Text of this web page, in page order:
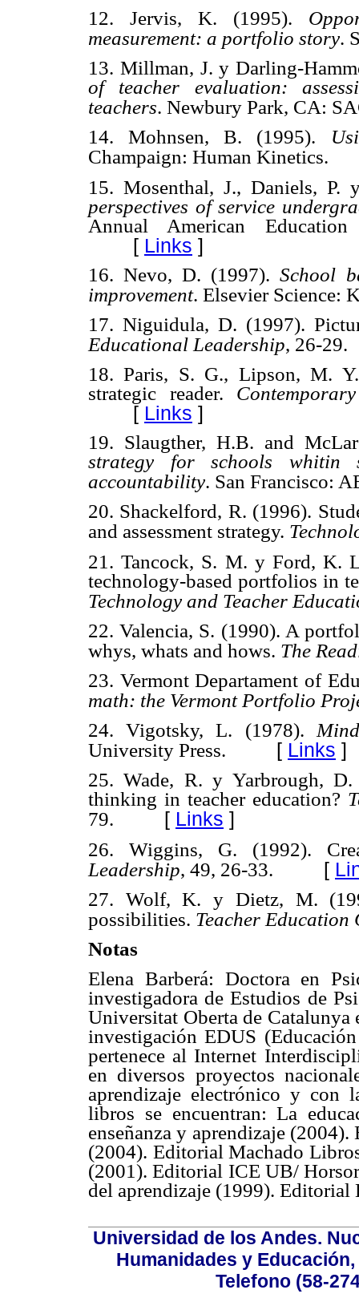
12. Jervis, K. (1995).
measurement: a portfolio story.
13. Millman, J. y Darling-
of teacher evaluation:
teachers. Newbury Park, CA:
14. Mohnsen, B. (1995).
Champaign: Human Kinetics.
15. Mosenthal, J., Daniels,
perspectives of service
Annual American
[ Links ]
16. Nevo, D. (1997).School
improvement. Elsevier Science:
17. Niguidula, D. (1997).
Educational Leadership, 26-29.
18. Paris, S. G., Lipson, M.
strategic reader.
[ Links ]
19. Slaugther, H.B. and
strategy for schools whitin
accountability. San Francisco:
20. Shackelford, R. (1996).
and assessment strategy.
21. Tancock, S. M. y Ford, K.
technology-based portfolios in
Technology and Teacher
22. Valencia, S. (1990). A
whys, whats and hows. The
23. Vermont Departament of
math: the Vermont Portfolio
24. Vigotsky, L. (1978).
University Press. [ Links ]
25. Wade, R. y Yarbrough,
thinking in teacher education?
79. [ Links ]
26. Wiggins, G. (1992).
Leadership, 49, 26-33. [
27. Wolf, K. y Dietz, M.
possibilities. Teacher Education
Notas
Elena Barberá: Doctora en
investigadora de Estudios de
Universitat Oberta de
investigación EDUS
pertenece al Internet
en diversos proyectos
aprendizaje electrónico y con
libros se encuentran: La
enseñanza y aprendizaje
(2004). Editorial Machado
(2001). Editorial ICE UB/
del aprendizaje (1999). Editorial
Universidad de los Andes.
Humanidades y
Telefono (58-